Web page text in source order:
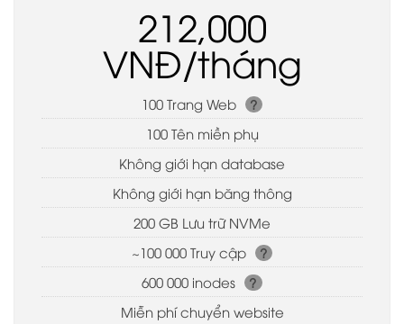
212,000
VNĐ/tháng
100 Trang Web ?
100 Tên miền phụ
Không giới hạn database
Không giới hạn băng thông
200 GB Lưu trữ NVMe
~100 000 Truy cập
?
600 000 inodes ?
Miễn phí chuyển website